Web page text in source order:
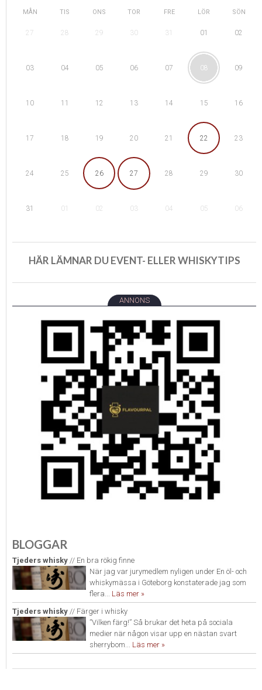
MÅN TIS ONS TOR FRE LÖR SÖN
27 28 29 30 31 01 02
03 04 05 06 07 08 09
10 11 12 13 14 15 16
17 18 19 20 21 22 23
24 25 26 27 28 29 30
31 01 02 03 04 05 06
HÄR LÄMNAR DU EVENT- ELLER WHISKYTIPS
ANNONS
BLOGGAR
Tjeders whisky // En bra rökig finne
När jag var jurymedlem nyligen under En öl- och
whiskymässa i Göteborg konstaterade jag som
flera... Läs mer »
Tjeders whisky // Färger i whisky
”Vilken färg!” Så brukar det heta på sociala
medier när någon visar upp en nästan svart
sherrybom... Läs mer »